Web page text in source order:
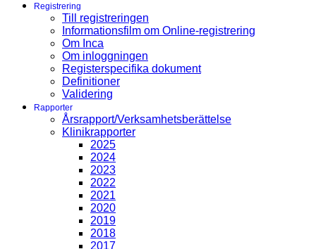
Registrering
Till registreringen
Informationsfilm om Online-registrering
Om Inca
Om inloggningen
Registerspecifika dokument
Definitioner
Validering
Rapporter
Årsrapport/Verksamhetsberättelse
Klinikrapporter
2025
2024
2023
2022
2021
2020
2019
2018
2017